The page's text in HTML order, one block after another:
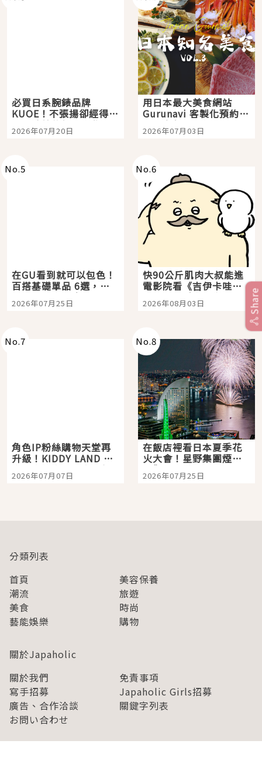
必買日系腕錶品牌
KUOE！不張揚卻經得起
時間洗鍊的經典之作五
選
2026年07月20日
用日本最大美食網站
Gurunavi 客製化預約九
大都市餐廳，打造專屬
美食體驗！
2026年07月03日
No.5
在GU看到就可以包色！
百搭基礎單品 6選，閉
眼全收也不心疼
2026年07月25日
No.6
快90公斤肌肉大叔能進
電影院看《吉伊卡哇》
嗎？日本重金屬樂團
「打首」會長與nagano
2026年08月03日
No.7
角色IP粉絲購物天堂再
升級！KIDDY LAND 原
宿店吉伊卡哇迎客，新
開幕 OMOKADO 店3分
2026年07月07日
No.8
在飯店裡看日本夏季花
火大會！星野集團煙火
景觀飯店6選，讓你不用
人擠人悠閒欣賞
2026年07月25日
Share
分類列表
首頁
美容保養
潮流
旅遊
美食
時尚
藝能娛樂
購物
關於Japaholic
關於我們
免責事項
寫手招募
Japaholic Girls招募
廣告、合作洽談
關鍵字列表
お問い合わせ